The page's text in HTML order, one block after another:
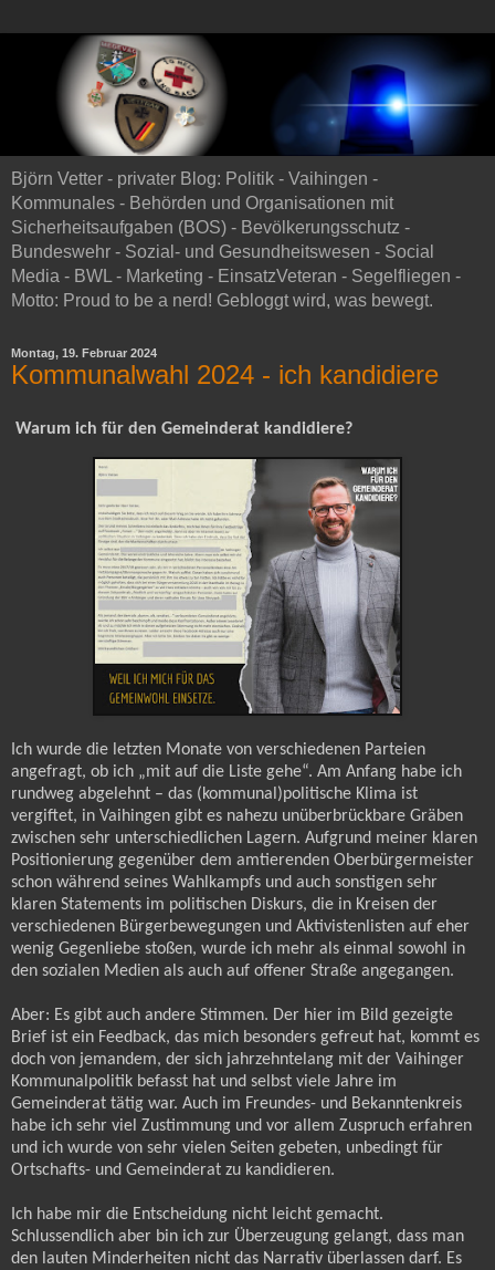
Björn Vetter - privater Blog: Politik - Vaihingen -
Kommunales - Behörden und Organisationen mit
Sicherheitsaufgaben (BOS) - Bevölkerungsschutz -
Bundeswehr - Sozial- und Gesundheitswesen - Social
Media - BWL - Marketing - EinsatzVeteran - Segelfliegen -
Motto: Proud to be a nerd! Gebloggt wird, was bewegt.
Montag, 19. Februar 2024
Kommunalwahl 2024 - ich kandidiere
Warum ich für den Gemeinderat kandidiere?
Ich wurde die letzten Monate von verschiedenen Parteien
angefragt, ob ich „mit auf die Liste gehe“. Am Anfang habe ich
rundweg abgelehnt – das (kommunal)politische Klima ist
vergiftet, in Vaihingen gibt es nahezu unüberbrückbare Gräben
zwischen sehr unterschiedlichen Lagern. Aufgrund meiner klaren
Positionierung gegenüber dem amtierenden Oberbürgermeister
schon während seines Wahlkampfs und auch sonstigen sehr
klaren Statements im politischen Diskurs, die in Kreisen der
verschiedenen Bürgerbewegungen und Aktivistenlisten auf eher
wenig Gegenliebe stoßen, wurde ich mehr als einmal sowohl in
den sozialen Medien als auch auf offener Straße angegangen.
Aber: Es gibt auch andere Stimmen. Der hier im Bild gezeigte
Brief ist ein Feedback, das mich besonders gefreut hat, kommt es
doch von jemandem, der sich jahrzehntelang mit der Vaihinger
Kommunalpolitik befasst hat und selbst viele Jahre im
Gemeinderat tätig war. Auch im Freundes- und Bekanntenkreis
habe ich sehr viel Zustimmung und vor allem Zuspruch erfahren
und ich wurde von sehr vielen Seiten gebeten, unbedingt für
Ortschafts- und Gemeinderat zu kandidieren.
Ich habe mir die Entscheidung nicht leicht gemacht.
Schlussendlich aber bin ich zur Überzeugung gelangt, dass man
den lauten Minderheiten nicht das Narrativ überlassen darf. Es